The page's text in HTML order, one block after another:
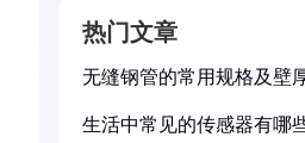
热门文章
无缝钢管的常用规格及壁
生活中常见的传感器有哪